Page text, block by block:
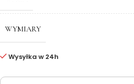
WYMIARY
Wysyłka w 24h